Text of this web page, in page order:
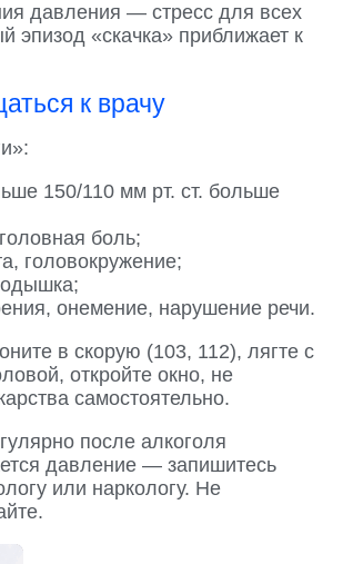
давления — стресс для всех
эпизод «скачка» приближает к
к врачу
150/110 мм рт. ст. больше
боль;
головокружение;
одышка;
онемение, нарушение речи.
в скорую (103, 112), лягте с
откройте окно, не
самостоятельно.
после алкоголя
давление — запишитесь
или наркологу. Не